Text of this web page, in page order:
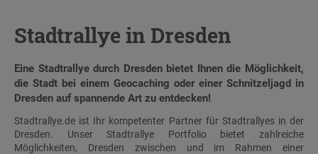
Stadtrallye in Dresden
Eine Stadtrallye durch Dresden bietet Ihnen die Möglichkeit,
die Stadt bei einem Geocaching oder einer Schnitzeljagd in
Dresden auf spannende Art zu entdecken!
Stadtrallye.de ist Ihr kompetenter Partner für Stadtrallyes in der
Dresden. Unser Stadtrallye Portfolio bietet zahlreiche
Möglichkeiten, Dresden zwischen und im Rahmen einer